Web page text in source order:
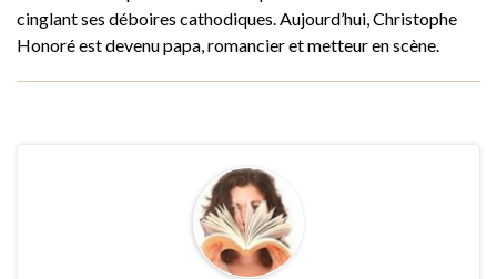
cinglant ses déboires cathodiques. Aujourd’hui, Christophe
Honoré est devenu papa, romancier et metteur en scène.